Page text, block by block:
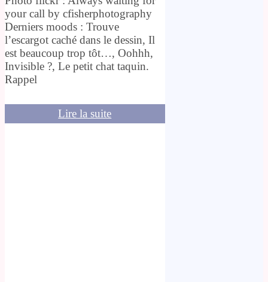
your call by cfisherphotography
Derniers moods : Trouve
l’escargot caché dans le dessin, Il
est beaucoup trop tôt…, Oohhh,
Invisible ?, Le petit chat taquin.
Rappel
Lire la suite